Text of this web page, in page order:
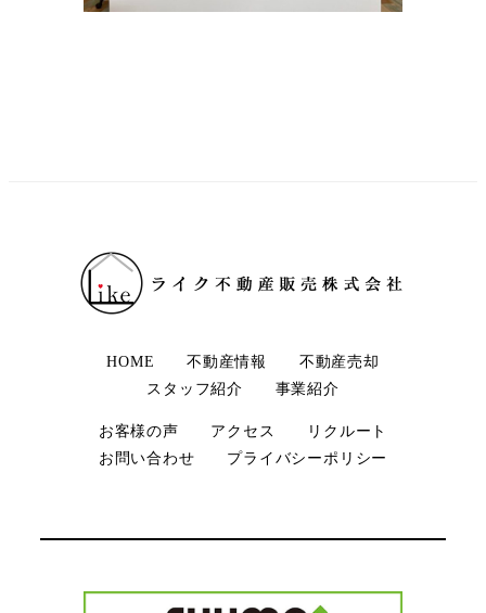
HOME 不動産情報
不動産売却
スタッフ紹介
事業紹介
お客様の声 アクセス
リクルート
お問い合わせ
プライバシーポリシー